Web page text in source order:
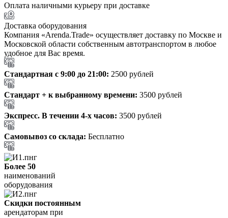
Оплата наличными курьеру при доставке
Доставка оборудования
Компания «Arenda.Trade» осуществляет доставку по Москве и
Московской области собственным автотранспортом в любое
удобное для Вас время.
Стандартная с 9:00 до 21:00: 2500 рублей
Стандарт + к выбранному времени: 3500 рублей
Экспресс. В течении 4-х часов: 3500 рублей
Самовывоз со склада: Бесплатно
Более 50
наименований
оборудования
Скидки постоянным
арендаторам при